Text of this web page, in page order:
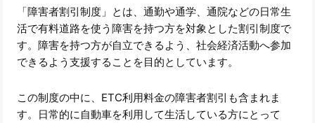
「障害者割引制度」とは、通勤や通学、通院などの日常生
活で有料道路を使う障害を持つ方を対象とした割引制度で
す。障害を持つ方が自立できるよう、社会経済活動へ参加
できるよう支援することを目的としています。
この制度の中に、ETC利用料金の障害者割引も含まれま
す。日常的に自動車を利用して生活している方にとって